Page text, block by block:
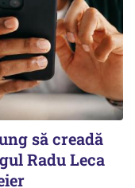
să creadă
Radu Leca